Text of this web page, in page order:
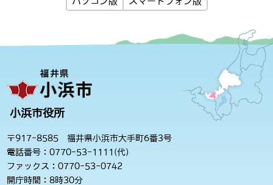
小浜市役所
〒917-8585 福井県小浜市大手町6番3号
電話番号：0770-53-1111(代)
ファックス：0770-53-0742
開庁時間：8時30分